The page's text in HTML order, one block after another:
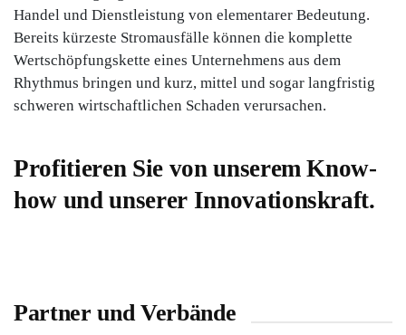
Handel und Dienstleistung von elementarer Bedeutung.
Bereits kürzeste Stromausfälle können die komplette
Wertschöpfungskette eines Unternehmens aus dem
Rhythmus bringen und kurz, mittel und sogar langfristig
schweren wirtschaftlichen Schaden verursachen.
Profitieren Sie von unserem Know-
how und unserer Innovationskraft.
Partner und Verbände